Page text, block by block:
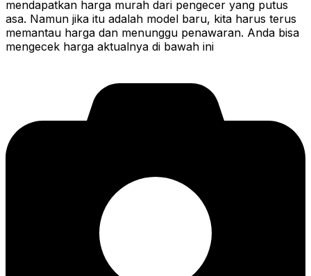
mendapatkan harga murah dari pengecer yang putus
asa. Namun jika itu adalah model baru, kita harus terus
memantau harga dan menunggu penawaran. Anda bisa
mengecek harga aktualnya di bawah ini